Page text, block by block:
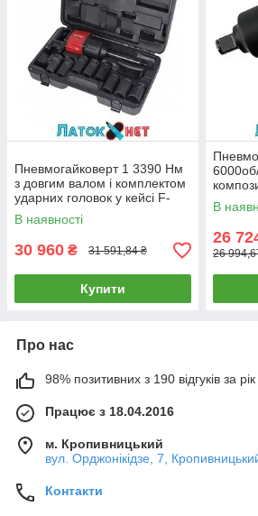
Пневмогайковерт 1 3390 Нм
з довгим валом і комплектом
ударних головок у кейсі F-
SM-47-4072LK Forsage
В наявності
30 960 ₴ 31 591,84 ₴
Купити
В
26
26
Про нас
98% позитивних з 190 відгуків за рік
Працює з 18.04.2016
м. Кропивницький
вул. Орджонікідзе, 7,
Контакти